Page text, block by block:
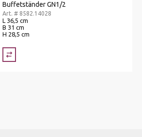
Buffetständer GN1/2
Art. # 8582.14028
L 36,5 cm
B 31 cm
H 28,5 cm